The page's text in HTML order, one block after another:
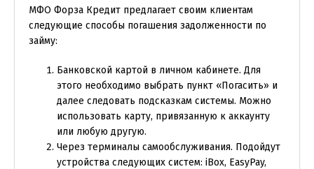
МФО Форза Кредит предлагает своим клиентам
следующие способы погашения задолженности по
займу:
Банковской картой в личном кабинете. Для
этого необходимо выбрать пункт «Погасить» и
далее следовать подсказкам системы. Можно
использовать карту, привязанную к аккаунту
или любую другую.
Через терминалы самообслуживания. Подойдут
устройства следующих систем: iBox, EasyPay,